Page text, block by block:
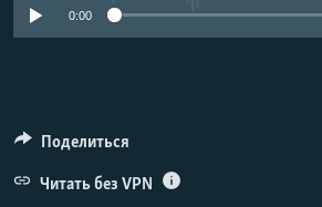
ПОБЕДИТЕЛЕЙ НЕ СУДЯТ?
УКРАИНСКАЯ ПРОБЛЕМА КРЫМА
ПРИСОЕДИНЯЙТЕСЬ!
Все сайты RFE/RL
0:00
Поделиться
Читать без VPN